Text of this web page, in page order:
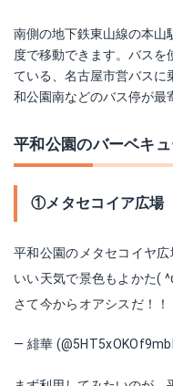
南側の地下鉄東山線の本山
度で移動できます。バスを
ている、名古屋市営バスに
和公園南などのバス停が最
平和公園のバーベキ
①メタセコイア広場
平和公園のメタセコイヤ広
いい天気で景色もよかた(
さて今からオアシスだ！！
— 緋華